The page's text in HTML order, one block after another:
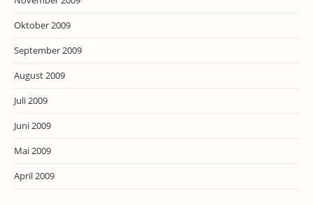
Oktober 2009
September 2009
August 2009
Juli 2009
Juni 2009
Mai 2009
April 2009